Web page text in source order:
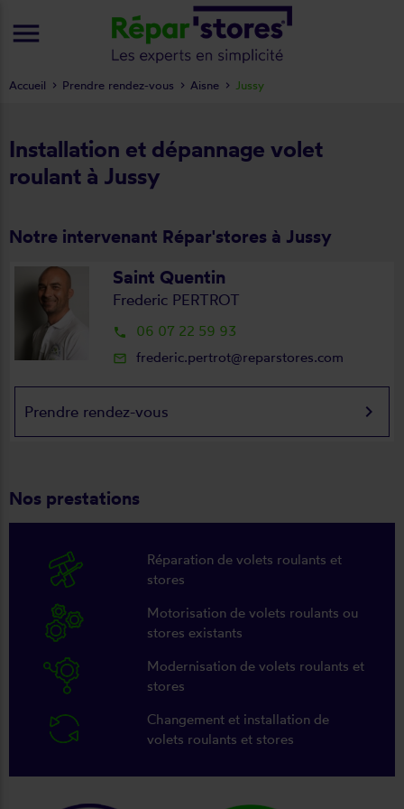
Installation et dépannage volet
roulant à Jussy
Notre intervenant Répar'stores à Jussy
Saint Quentin
Frederic PERTROT
local_phone 06 07 22 59 93
mail_outline frederic.pertrot@reparstores.com
Prendre rendez-vous keyboard_arrow_right
Nos prestations
Réparation de volets roulants et
stores
Motorisation de volets roulants ou
stores existants
Modernisation de volets roulants et
stores
Changement et installation de
volets roulants et stores
Accueil Prendre rendez-vous Aisne Jussy
menu